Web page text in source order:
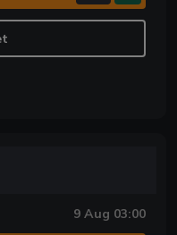
9 Aug 03:00